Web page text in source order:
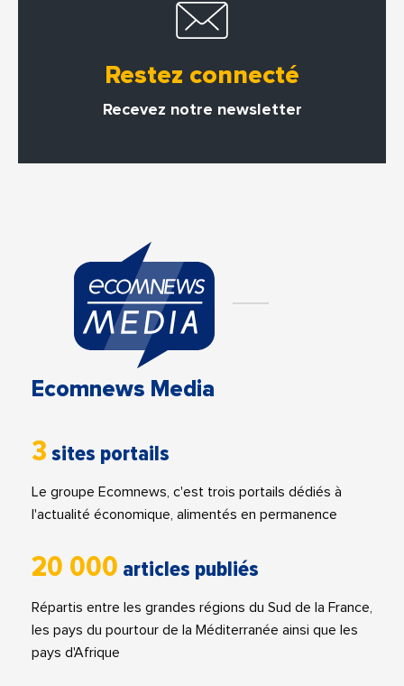
Restez connecté
Recevez notre newsletter
Ecomnews Media
3 sites portails
Le groupe Ecomnews, c'est trois portails dédiés à
l'actualité économique, alimentés en permanence
20 000 articles publiés
Répartis entre les grandes régions du Sud de la France,
les pays du pourtour de la Méditerranée ainsi que les
pays d'Afrique